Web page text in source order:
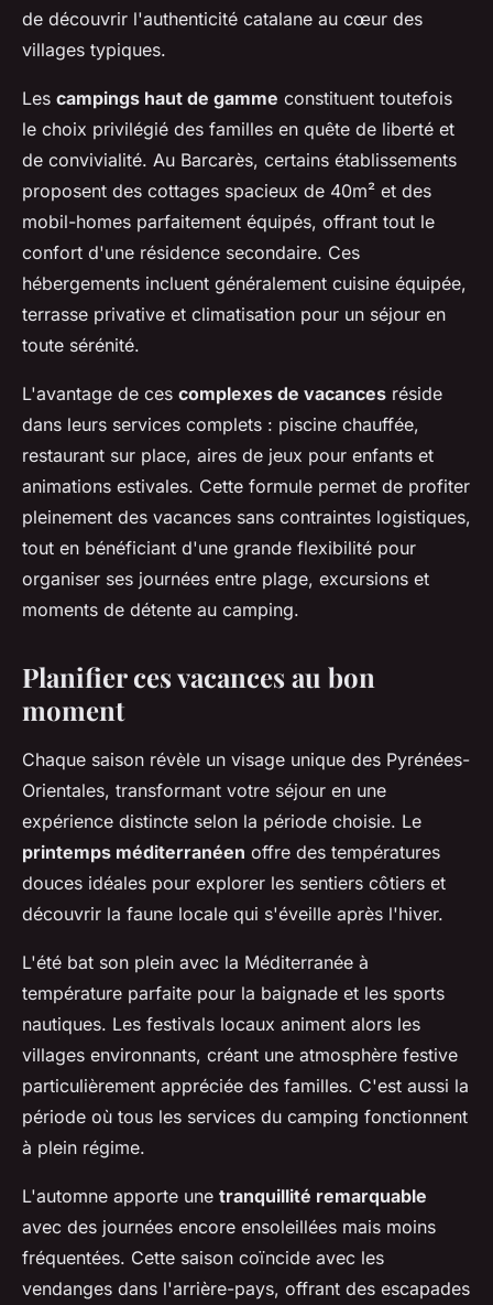
de découvrir l'authenticité catalane au cœur des
villages typiques.
Les campings haut de gamme constituent toutefois
le choix privilégié des familles en quête de liberté et
de convivialité. Au Barcarès, certains établissements
proposent des cottages spacieux de 40m² et des
mobil-homes parfaitement équipés, offrant tout le
confort d'une résidence secondaire. Ces
hébergements incluent généralement cuisine équipée,
terrasse privative et climatisation pour un séjour en
toute sérénité.
L'avantage de ces complexes de vacances réside
dans leurs services complets : piscine chauffée,
restaurant sur place, aires de jeux pour enfants et
animations estivales. Cette formule permet de profiter
pleinement des vacances sans contraintes logistiques,
tout en bénéficiant d'une grande flexibilité pour
organiser ses journées entre plage, excursions et
moments de détente au camping.
Planifier ces vacances au bon
moment
Chaque saison révèle un visage unique des Pyrénées-
Orientales, transformant votre séjour en une
expérience distincte selon la période choisie. Le
printemps méditerranéen offre des températures
douces idéales pour explorer les sentiers côtiers et
découvrir la faune locale qui s'éveille après l'hiver.
L'été bat son plein avec la Méditerranée à
température parfaite pour la baignade et les sports
nautiques. Les festivals locaux animent alors les
villages environnants, créant une atmosphère festive
particulièrement appréciée des familles. C'est aussi la
période où tous les services du camping fonctionnent
à plein régime.
L'automne apporte une tranquillité remarquable
avec des journées encore ensoleillées mais moins
fréquentées. Cette saison coïncide avec les
vendanges dans l'arrière-pays, offrant des escapades